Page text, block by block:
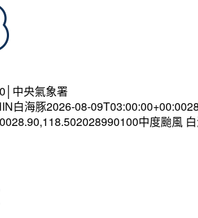
中央氣象署
白海豚2026-08-
中度颱風